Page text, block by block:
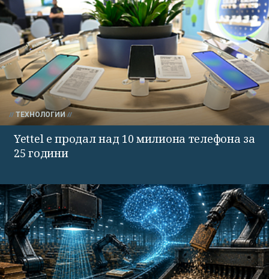
ТЕХНОЛОГИИ
Yettel е продал над 10 милиона телефона за
25 години